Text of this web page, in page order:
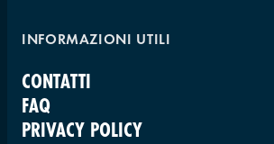
INFORMAZIONI UTILI
CONTATTI
FAQ
PRIVACY POLICY